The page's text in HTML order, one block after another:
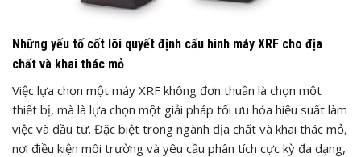
Những yếu tố cốt lõi quyết định cấu hình máy XRF cho địa
chất và khai thác mỏ
Việc lựa chọn một máy XRF không đơn thuần là chọn một
thiết bị, mà là lựa chọn một giải pháp tối ưu hóa hiệu suất làm
việc và đầu tư. Đặc biệt trong ngành địa chất và khai thác mỏ,
nơi điều kiện môi trường và yêu cầu phân tích cực kỳ đa dạng,